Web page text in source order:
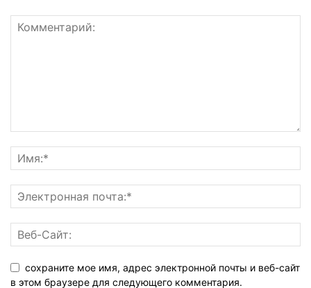
сохраните мое имя, адрес электронной почты и веб-сайт
в этом браузере для следующего комментария.